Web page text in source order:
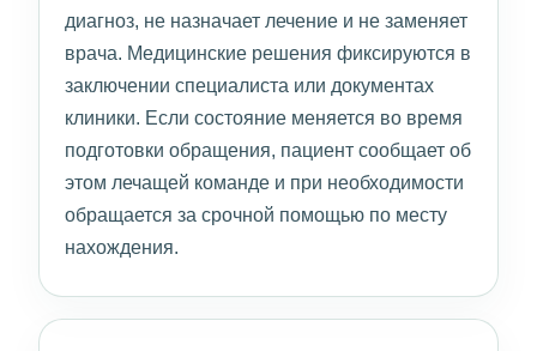
диагноз, не назначает лечение и не заменяет
врача. Медицинские решения фиксируются в
заключении специалиста или документах
клиники. Если состояние меняется во время
подготовки обращения, пациент сообщает об
этом лечащей команде и при необходимости
обращается за срочной помощью по месту
нахождения.